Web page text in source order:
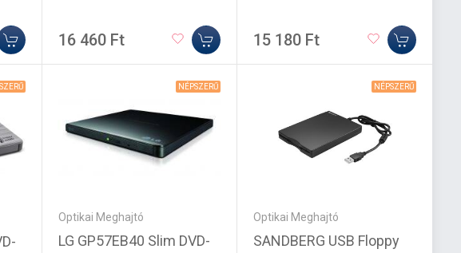
16 460 Ft 15 180 Ft
NÉPSZERŰ
Optikai Meghajtó
LG GP57EB40 Slim DVD-
NÉPSZERŰ
Optikai Meghajtó
SANDBERG USB Floppy